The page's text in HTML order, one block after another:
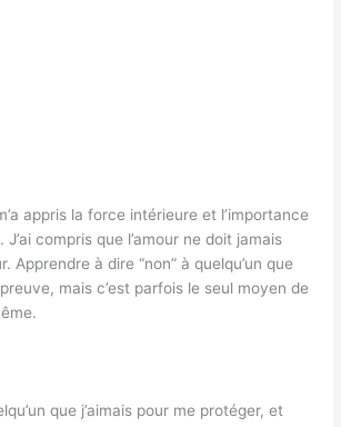
appris la force intérieure et l’importance
compris que l’amour ne doit jamais
Apprendre à dire “non” à quelqu’un que
mais c’est parfois le seul moyen de
que j’aimais pour me protéger, et